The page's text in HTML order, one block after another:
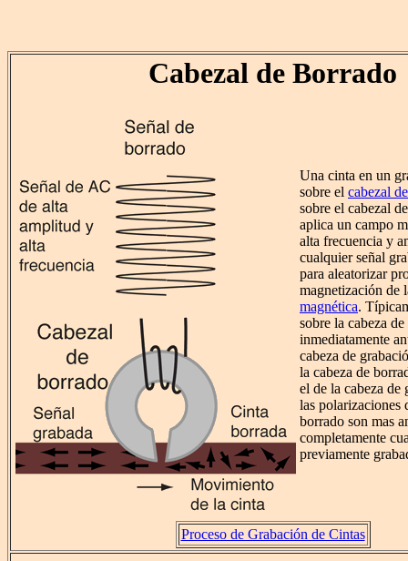
Cabezal de Borrado
Una cinta en un
sobre el cabezal
sobre el cabezal
aplica un campo
alta frecuencia y
cualquier señal
para aleatorizar
magnetización de
magnética.
sobre la cabeza
inmediatamente
cabeza de
la cabeza de
el de la cabeza de
las polarizaciones
borrado son mas
completamente
previamente
Proceso de Grabación de Cintas